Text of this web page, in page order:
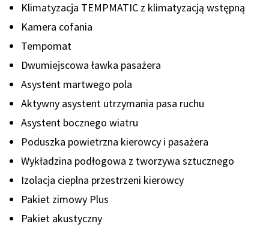
Klimatyzacja TEMPMATIC z klimatyzacją wstępną
Kamera cofania
Tempomat
Dwumiejscowa ławka pasażera
Asystent martwego pola
Aktywny asystent utrzymania pasa ruchu
Asystent bocznego wiatru
Poduszka powietrzna kierowcy i pasażera
Wykładzina podłogowa z tworzywa sztucznego
Izolacja cieplna przestrzeni kierowcy
Pakiet zimowy Plus
Pakiet akustyczny